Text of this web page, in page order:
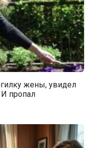
жены, увидел
пропал